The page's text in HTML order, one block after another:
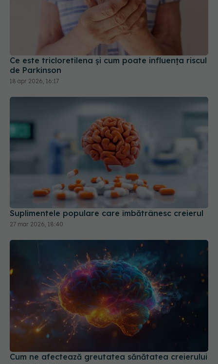
Ce este tricloretilena și cum poate influența riscul
18 apr 2026, 16:17
Suplimentele populare care îmbătrânesc creierul
27 mar 2026, 18:40
Cum ne afectează greutatea sănătatea creierului
06 iun 2026, 11:00